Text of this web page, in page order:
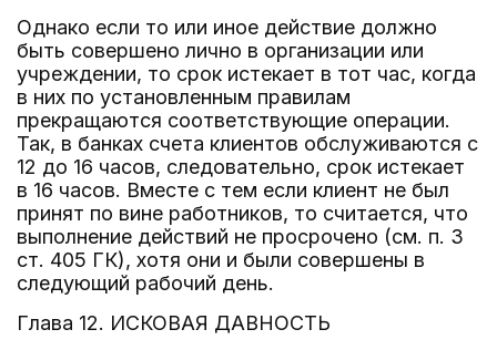
Однако если то или иное действие должно
быть совершено лично в организации или
учреждении, то срок истекает в тот час, когда
в них по установленным правилам
прекращаются соответствующие операции.
Так, в банках счета клиентов обслуживаются с
12 до 16 часов, следовательно, срок истекает
в 16 часов. Вместе с тем если клиент не был
принят по вине работников, то считается, что
выполнение действий не просрочено (см. п. 3
ст. 405 ГК), хотя они и были совершены в
следующий рабочий день.
Глава 12. ИСКОВАЯ ДАВНОСТЬ